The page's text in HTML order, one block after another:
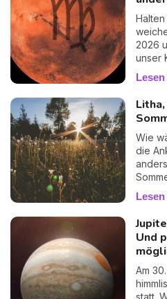
durch,
Ihren
sanft
finden.
2026
unser
weg,
der
zum
Viele
zeige
einer
des
Wie
die
der
ihre
Der
die
Und
Am
statt.